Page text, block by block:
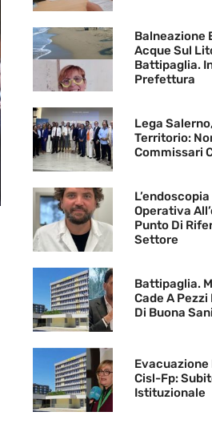
Balneazione
Acque Sul
Battipaglia.
Prefettura
Lega
Territorio:
Commissari
Operativa
Punto Di
Settore
Battipaglia.
Cade A
Di Buona
Evacuazione
Cisl-Fp:
Istituzionale